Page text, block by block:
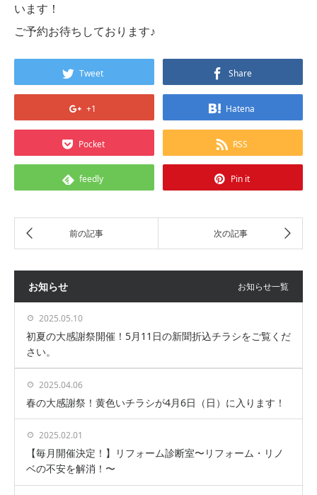
います！
ご予約お待ちしております♪
Tweet Share
+1 Hatena
Pocket RSS
feedly Pin it
お知らせ お知らせ一覧
2025.05.10
初夏の大感謝祭開催！5月11日の新聞折込チラシをご覧くだ
さい。
2025.04.06
春の大感謝祭！黄色いチラシが4月6日（日）に入ります！
2025.02.01
【毎月開催決定！】リフォーム診断室〜リフォーム・リノ
ベの不安を解消！〜